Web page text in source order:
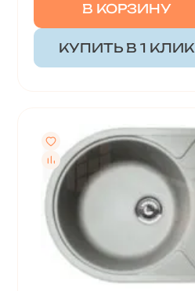
В КОРЗИНУ
КУПИТЬ В 1 КЛИК